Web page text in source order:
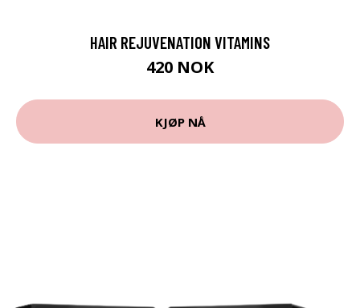
HAIR REJUVENATION VITAMINS
420 NOK
KJØP NÅ